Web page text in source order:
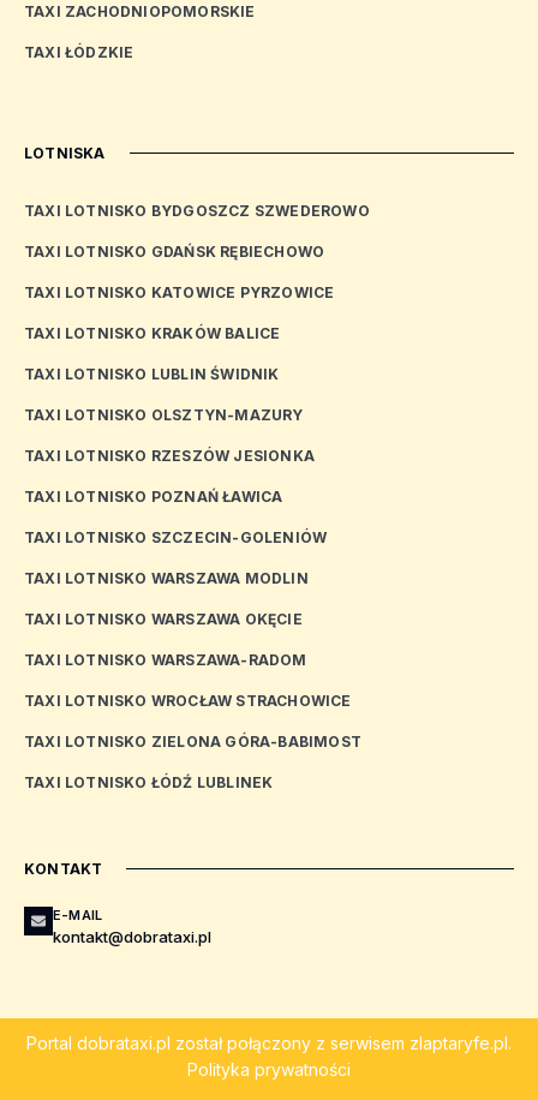
TAXI ZACHODNIOPOMORSKIE
TAXI ŁÓDZKIE
LOTNISKA
TAXI LOTNISKO BYDGOSZCZ SZWEDEROWO
TAXI LOTNISKO GDAŃSK RĘBIECHOWO
TAXI LOTNISKO KATOWICE PYRZOWICE
TAXI LOTNISKO KRAKÓW BALICE
TAXI LOTNISKO LUBLIN ŚWIDNIK
TAXI LOTNISKO OLSZTYN-MAZURY
TAXI LOTNISKO RZESZÓW JESIONKA
TAXI LOTNISKO POZNAŃ ŁAWICA
TAXI LOTNISKO SZCZECIN-GOLENIÓW
TAXI LOTNISKO WARSZAWA MODLIN
TAXI LOTNISKO WARSZAWA OKĘCIE
TAXI LOTNISKO WARSZAWA-RADOM
TAXI LOTNISKO WROCŁAW STRACHOWICE
TAXI LOTNISKO ZIELONA GÓRA-BABIMOST
TAXI LOTNISKO ŁÓDŹ LUBLINEK
KONTAKT
E-MAIL
kontakt@dobrataxi.pl
Portal dobrataxi.pl został połączony z serwisem zlaptaryfe.pl.
Polityka prywatności